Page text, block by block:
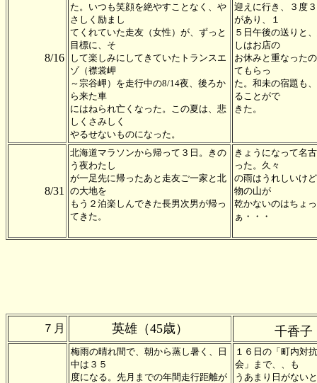
8/16
た。いつも笑顔を絶やすことなく、や
さしく励まし
てくれていた走友（女性）が、ずっと
目標に、そ
して楽しみにしてきていたトランスエ
ゾ（襟裳岬
～宗谷岬）を走行中の8/14夜、後ろか
ら来た車
にはねられ亡くなった。この夏は、悲
しくさみしく
やるせないものになった。
迎えに行き、３度
があり、１
５日午後の送りと
しはお店の
お休みと重なった
てもらっ
た。和未の宿題も
ることがで
きた。
8/31
北海道マラソンから帰って３日。きの
う夜わたし
が一足先に帰ったあと走友ご一家と北
の大地を
もう２泊楽しんできた長男次男が帰っ
てきた。
きょうになって名
った。久々
の雨はうれしいけ
物の山が
乾かないのはちょ
ぁ・・・
７月 英雄（45歳） 千香子
梅雨の晴れ間で、朝から蒸し暑く、日
中は３５
度になる。先月までの年間走行距離が
１６日の「町内対
会」まで、、も
うあまり日がない